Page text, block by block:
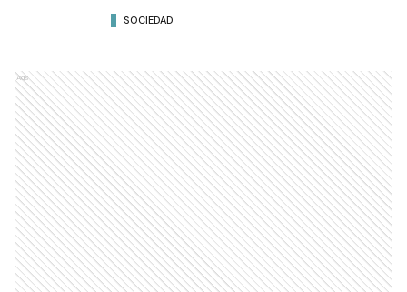
SOCIEDAD
Ads